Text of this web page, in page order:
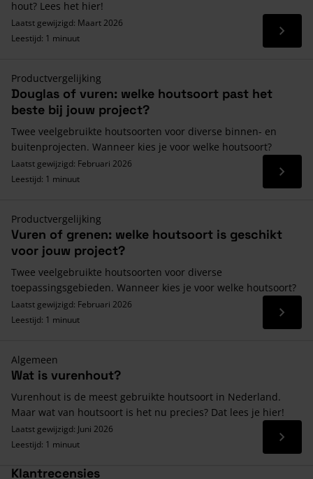
hout? Lees het hier!
Laatst gewijzigd: Maart 2026
Leestijd: 1 minuut
Lees
Productvergelijking
Douglas of vuren: welke houtsoort past het
beste bij jouw project?
Twee veelgebruikte houtsoorten voor diverse binnen- en
buitenprojecten. Wanneer kies je voor welke houtsoort?
Laatst gewijzigd: Februari 2026
Leestijd: 1 minuut
Lees
Productvergelijking
Vuren of grenen: welke houtsoort is geschikt
voor jouw project?
Twee veelgebruikte houtsoorten voor diverse
toepassingsgebieden. Wanneer kies je voor welke houtsoort?
Laatst gewijzigd: Februari 2026
Leestijd: 1 minuut
Lees
Algemeen
Wat is vurenhout?
Vurenhout is de meest gebruikte houtsoort in Nederland.
Maar wat van houtsoort is het nu precies? Dat lees je hier!
Laatst gewijzigd: Juni 2026
Leestijd: 1 minuut
Lees
Klantrecensies